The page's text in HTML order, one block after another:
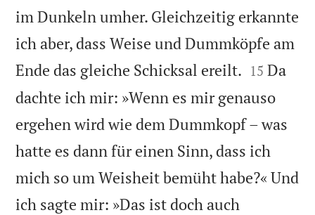
im Dunkeln umher. Gleichzeitig erkannte
ich aber, dass Weise und Dummköpfe am
Ende das gleiche Schicksal ereilt. 

15 Da
dachte ich mir: »Wenn es mir genauso
ergehen wird wie dem Dummkopf – was
hatte es dann für einen Sinn, dass ich
mich so um Weisheit bemüht habe?« Und
ich sagte mir: »Das ist doch auch